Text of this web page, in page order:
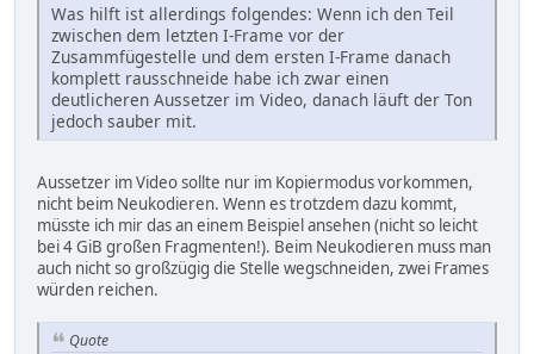
Was hilft ist allerdings folgendes: Wenn ich den Teil
zwischen dem letzten I-Frame vor der
Zusammfügestelle und dem ersten I-Frame danach
komplett rausschneide habe ich zwar einen
deutlicheren Aussetzer im Video, danach läuft der Ton
jedoch sauber mit.
Aussetzer im Video sollte nur im Kopiermodus vorkommen,
nicht beim Neukodieren. Wenn es trotzdem dazu kommt,
müsste ich mir das an einem Beispiel ansehen (nicht so leicht
bei 4 GiB großen Fragmenten!). Beim Neukodieren muss man
auch nicht so großzügig die Stelle wegschneiden, zwei Frames
würden reichen.
Quote